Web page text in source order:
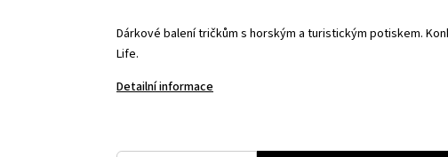
Dárkové balení tričkům s horským a turistickým potiskem.
Life.
Detailní informace